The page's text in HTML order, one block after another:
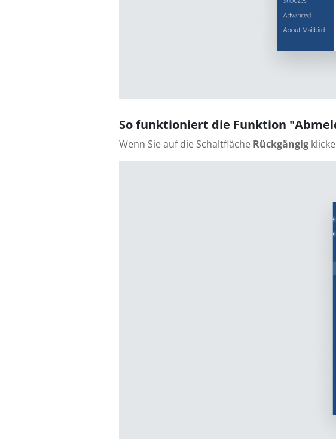
So funktioniert die Funktion
Wenn Sie auf die Schaltfläche Rückgängig